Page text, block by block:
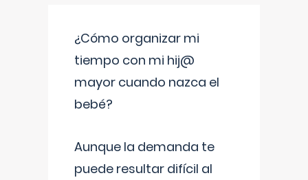
¿Cómo organizar mi
tiempo con mi hij@
mayor cuando nazca el
bebé?
Aunque la demanda te
puede resultar difícil al